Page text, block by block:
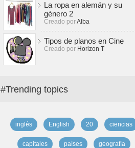
La ropa en alemán y su
género 2
Creado porAlba
Tipos de planos en Cine
Creado por Horizon T
#Trending topics
inglés English 20 ciencias
capitales países geografía